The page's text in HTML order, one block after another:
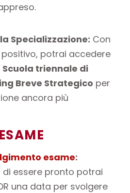
Specializzazione: Con
potrai accedere
Scuola triennale di
Breve Strategico per
ancora più
ESAME
esame:
essere pronto potrai
una data per svolgere